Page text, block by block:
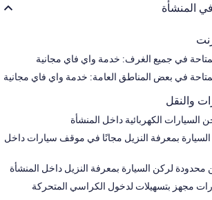
المنشأة
في جميع الغرف: خدمة واي فاي مجانية
في بعض المناطق العامة: خدمة واي فاي مجانية
والنقل
الكهربائية داخل المنشأة
بمعرفة النزيل مجانًا في موقف سيارات داخل
محدودة لركن السيارة بمعرفة النزيل داخل المنشأة
مجهز بتسهيلات لدخول الكراسي المتحركة